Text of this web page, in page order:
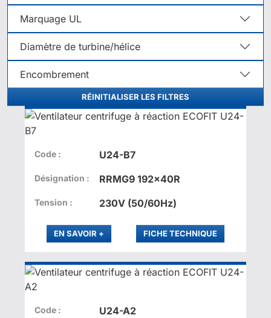
Marquage UL
Diamètre de turbine/hélice
Encombrement
RÉINITIALISER LES FILTRES
Code : U24-B7
Désignation : RRMG9 192x40R
Tension : 230V (50/60Hz)
EN SAVOIR PLUS
+ FICHE TECHNIQUE
Code : U24-A2